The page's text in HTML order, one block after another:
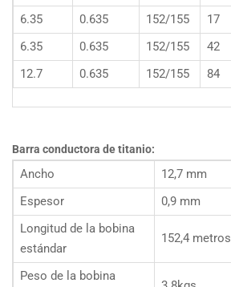
6.35 0.635 152/155 17
6.35
0.635 152/155 42
12.7
0.635 152/155 84
Barra conductora de titanio:
Ancho 12,7 mm
Espesor
0,9 mm
Longitud de la bobina
estándar
152,4 metros
Peso de la bobina